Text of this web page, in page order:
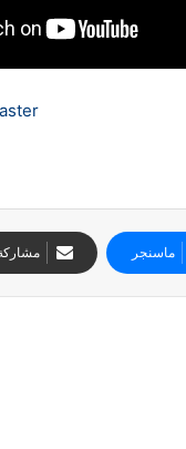
ماسنجر